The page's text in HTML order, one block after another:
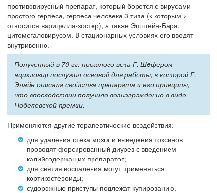
противовирусный препарат, который борется с вирусами
простого герпеса, герпеса человека 3 типа (к которым и
относится варицелла-зостер), а также Эпштейн-Бара,
цитомегаловирусом. В стационарных условиях его вводят
внутривенно.
Полученный в 70 гг. прошлого века Г. Шeфером
ацикловир послужил основой для работы, в которой Г.
Элайн описала свойства препарата и его принципы,
что впоследствии получило вознаграждение в виде
Нобелевской премии.
Применяются другие терапевтические воздействия:
для удаления отека мозга и выведения токсинов
проводят форсированный диурез с введением
калийсодержащих препаратов;
для снятия воспаления могут применяться
кортикостероиды;
судорожные приступы подлежат купированию.